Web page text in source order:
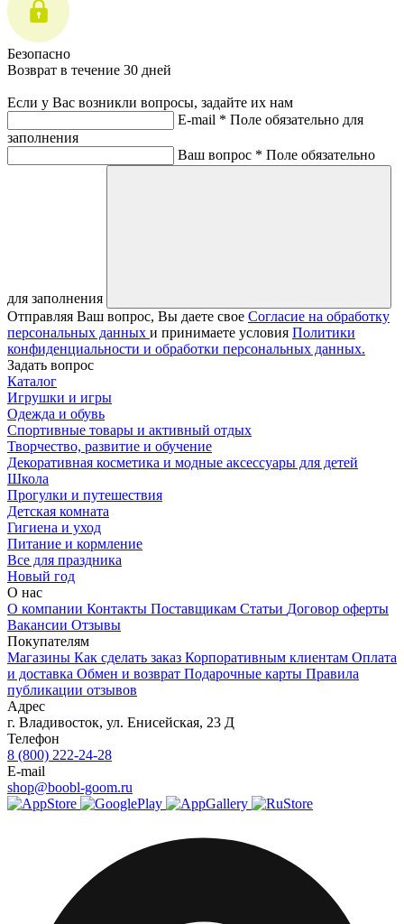
Безопасно
Возврат в течение 30 дней
Если у Вас возникли вопросы, задайте их нам
E-mail * Поле обязательно для
заполнения
Ваш вопрос * Поле обязательно
для заполнения
Отправляя Ваш вопрос, Вы даете свое Согласие на обработку
персональных данных и принимаете условия Политики
конфиденциальности и обработки персональных данных.
Задать вопрос
Каталог
Игрушки и игры
Одежда и обувь
Спортивные товары и активный отдых
Творчество, развитие и обучение
Декоративная косметика и модные аксессуары для детей
Школа
Прогулки и путешествия
Детская комната
Гигиена и уход
Питание и кормление
Все для праздника
Новый год
О нас
О компании Контакты Поставщикам Статьи Договор оферты
Вакансии Отзывы
Покупателям
Магазины Как сделать заказ Корпоративным клиентам Оплата
и доставка Обмен и возврат Подарочные карты Правила
публикации отзывов
Адрес
г. Владивосток, ул. Енисейская, 23 Д
Телефон
8 (800) 222-24-28
E-mail
shop@boobl-goom.ru